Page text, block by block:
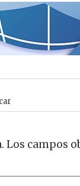
Los campos